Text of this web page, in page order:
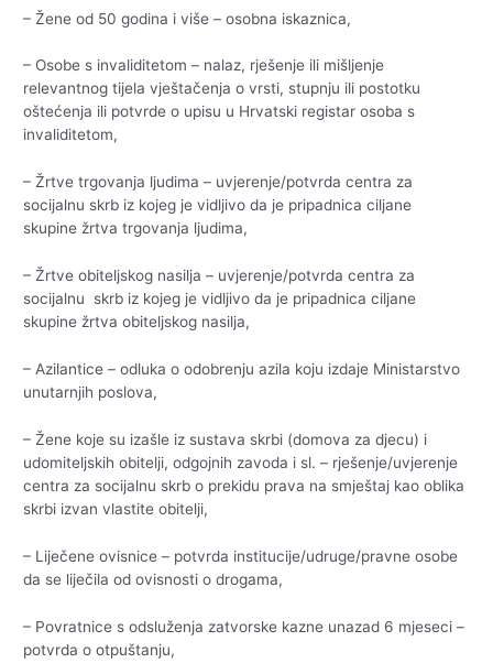
– Žene od 50 godina i više – osobna iskaznica,
– Osobe s invaliditetom – nalaz, rješenje ili mišljenje
relevantnog tijela vještačenja o vrsti, stupnju ili postotku
oštećenja ili potvrde o upisu u Hrvatski registar osoba s
invaliditetom,
– Žrtve trgovanja ljudima – uvjerenje/potvrda centra za
socijalnu skrb iz kojeg je vidljivo da je pripadnica ciljane
skupine žrtva trgovanja ljudima,
– Žrtve obiteljskog nasilja – uvjerenje/potvrda centra za
socijalnu skrb iz kojeg je vidljivo da je pripadnica ciljane
skupine žrtva obiteljskog nasilja,
– Azilantice – odluka o odobrenju azila koju izdaje Ministarstvo
unutarnjih poslova,
– Žene koje su izašle iz sustava skrbi (domova za djecu) i
udomiteljskih obitelji, odgojnih zavoda i sl. – rješenje/uvjerenje
centra za socijalnu skrb o prekidu prava na smještaj kao oblika
skrbi izvan vlastite obitelji,
– Liječene ovisnice – potvrda institucije/udruge/pravne osobe
da se liječila od ovisnosti o drogama,
– Povratnice s odsluženja zatvorske kazne unazad 6 mjeseci –
potvrda o otpuštanju,